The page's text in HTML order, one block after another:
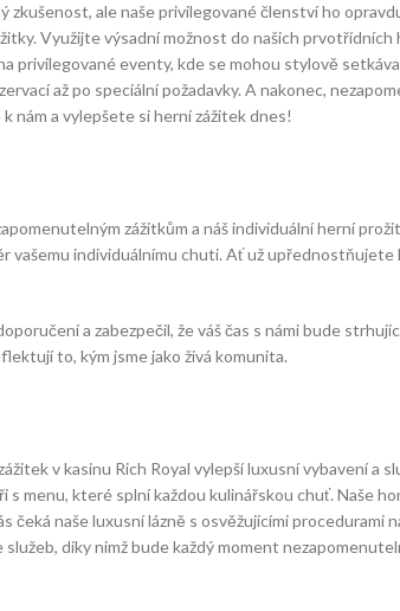
zkušenost, ale naše privilegované členství ho
Využijte výsadní možnost do našich
privilegované eventy, kde se mohou stylově
až po speciální požadavky. A nakonec,
nám a vylepšete si herní zážitek dnes!
zážitkům a náš individuální herní
vašemu individuálnímu chuti. Ať už
a zabezpečil, že váš čas s námi bude
to, kým jsme jako živá komunita.
v kasinu Rich Royal vylepší luxusní vybavení a
menu, které splní každou kulinářskou chuť. Naše
čeká naše luxusní lázně s osvěžujícími
díky nimž bude každý moment